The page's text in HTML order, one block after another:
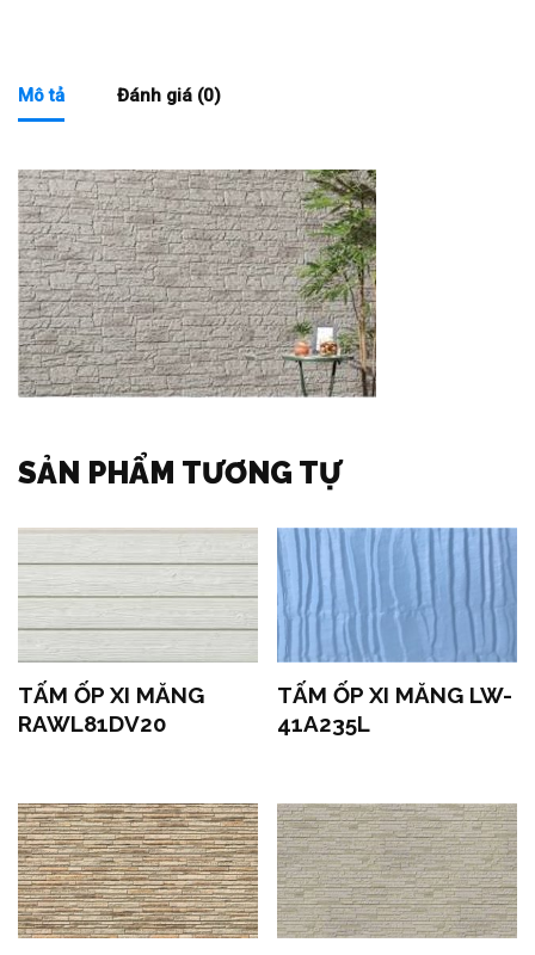
Mô tả Đánh giá (0)
SẢN PHẨM TƯƠNG TỰ
TẤM ỐP XI MĂNG
RAWL81DV20
TẤM ỐP XI MĂNG LW-
41A235L